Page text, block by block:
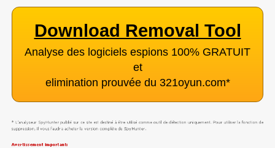
Download Removal Tool
Analyse des logiciels espions 100% GRATUIT
et
elimination prouvée du 321oyun.com*